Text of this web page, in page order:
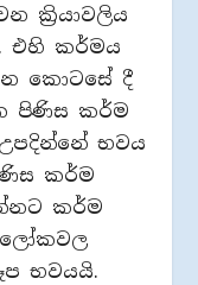
ක්‍රියාවලිය
එහි කර්මය
කොටසේ දී
පිණිස කර්ම
භවය
කර්ම
කර්ම
භවයයි.